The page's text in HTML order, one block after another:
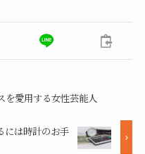
を愛用する女性芸能人
には時計のお手